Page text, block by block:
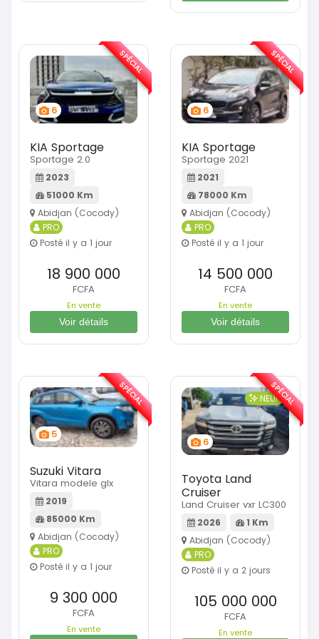
6
KIA Sportage
Sportage 2.0
2023
51000 Km
Abidjan (Cocody)
PRO
Posté il y a 1 jour
18 900 000
FCFA
En vente
Voir détails
SPÉCIAL
6
KIA Sportage
Sportage 2021
2021
78000 Km
Abidjan (Cocody)
PRO
Posté il y a 1 jour
14 500 000
FCFA
En vente
Voir détails
SPÉCIAL
5
Suzuki Vitara
Vitara modele glx
2019
85000 Km
Abidjan (Cocody)
PRO
Posté il y a 1 jour
9 300 000
FCFA
En vente
SPÉCIAL
6
NEUF
Toyota Land
Cruiser
Land Cruiser vxr LC300
2026
1 Km
Abidjan (Cocody)
PRO
Posté il y a 2 jours
105 000 000
FCFA
En vente
SPÉCIAL